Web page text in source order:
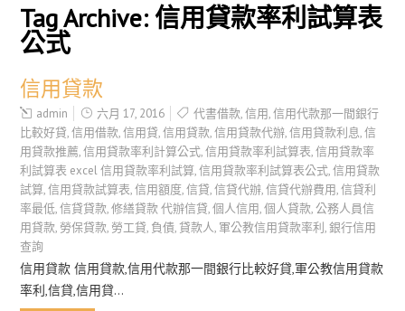
Tag Archive: 信用貸款率利試算表
公式
信用貸款
admin 六月 17, 2016 代書借款,信用,信用代款那一間銀行
比較好貸,信用借款,信用貸,信用貸款,信用貸款代辦,信用貸款利息,信
用貸款推薦,信用貸款率利計算公式,信用貸款率利試算表,信用貸款率
利試算表 excel 信用貸款率利試算,信用貸款率利試算表公式,信用貸款
試算,信用貸款試算表,信用額度,信貸,信貸代辦,信貸代辦費用,信貸利
率最低,信貸貸款,修繕貸款 代辦信貸,個人信用,個人貸款,公務人員信
用貸款, 勞保貸款, 勞工貸, 負債,貸款人, 軍公教信用貸款率利,銀行信用
查詢
信用貸款 信用貸款,信用代款那一間銀行比較好貸,軍公教信用貸款
率利,信貸,信用貸…